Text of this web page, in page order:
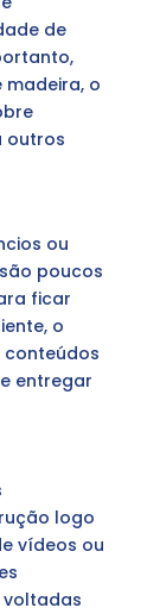
de
madeira, o
outros
ou
poucos
ficar
o
entregar
logo
vídeos ou
voltadas